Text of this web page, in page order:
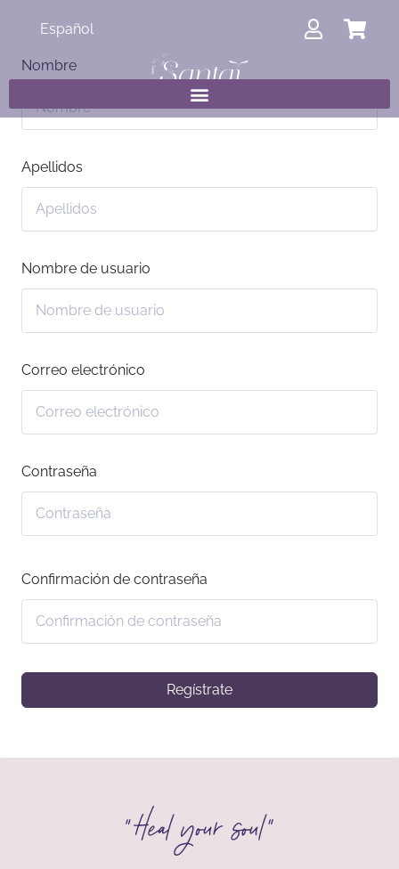
Español
Nombre
Apellidos
Nombre de usuario
Correo electrónico
Contraseña
Confirmación de contraseña
Regístrate